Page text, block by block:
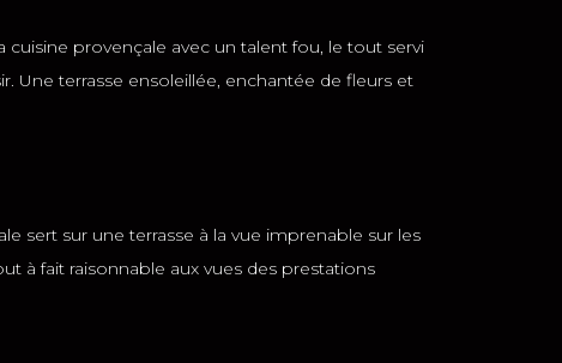
provençale avec un talent fou, le tout servi
Une terrasse ensoleillée, enchantée de fleurs et
sert sur une terrasse à la vue imprenable sur les
à fait raisonnable aux vues des prestations